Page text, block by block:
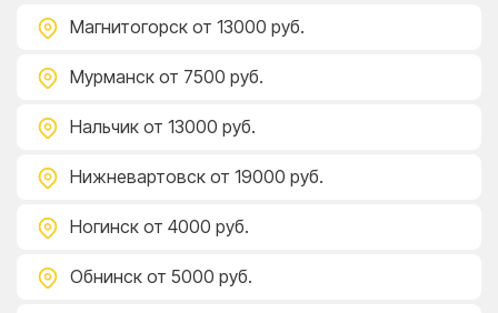
Магнитогорск от 13000 руб.
Мурманск от 7500 руб.
Нальчик от 13000 руб.
Нижневартовск от 19000 руб.
Ногинск от 4000 руб.
Обнинск от 5000 руб.